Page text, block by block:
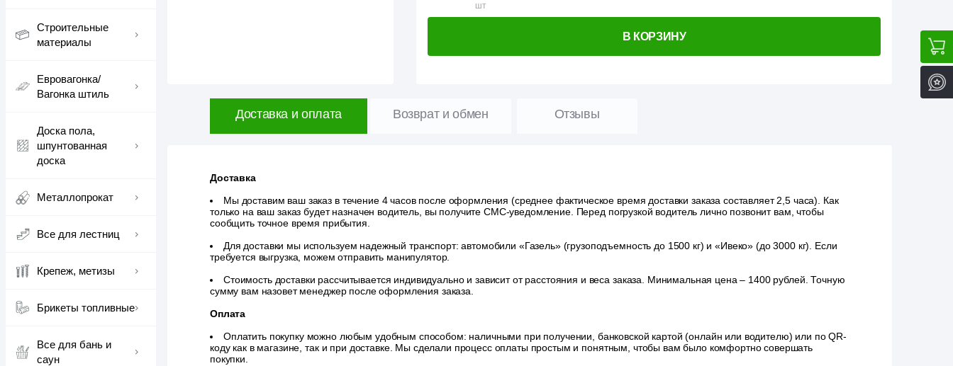
Строительные
материалы
Евровагонка/
Вагонка штиль
Доска пола,
шпунтованная
доска
Металлопрокат
Все для лестниц
Крепеж, метизы
Брикеты топливные
Все для бань и
саун
шт
В КОРЗИНУ
Доставка и оплата Возврат и обмен Отзывы
Доставка
Мы доставим ваш заказ в течение 4 часов после оформления (среднее фактическое время доставки заказа составляет 2,5 часа). Как
только на ваш заказ будет назначен водитель, вы получите СМС-уведомление. Перед погрузкой водитель лично позвонит вам, чтобы
сообщить точное время прибытия.
Для доставки мы используем надежный транспорт: автомобили «Газель» (грузоподъемность до 1500 кг) и «Ивеко» (до 3000 кг). Если
требуется выгрузка, можем отправить манипулятор.
Стоимость доставки рассчитывается индивидуально и зависит от расстояния и веса заказа. Минимальная цена – 1400 рублей. Точную
сумму вам назовет менеджер после оформления заказа.
Оплата
Оплатить покупку можно любым удобным способом: наличными при получении, банковской картой (онлайн или водителю) или по QR-
коду как в магазине, так и при доставке. Мы сделали процесс оплаты простым и понятным, чтобы вам было комфортно совершать
покупки.